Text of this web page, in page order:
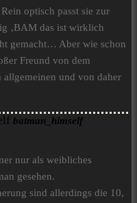
optisch passt sie zur
‚BAM das ist wirklich
gemacht… Aber wie schon
Freund von dem
allgemeinen und von daher
batman_himself
nur als weibliches
gesehen.
sind allerdings die 10,